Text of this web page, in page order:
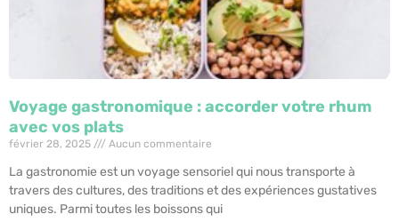
Voyage gastronomique : accorder votre rhum
avec vos plats
février 28, 2025 Aucun commentaire
La gastronomie est un voyage sensoriel qui nous transporte à
travers des cultures, des traditions et des expériences gustatives
uniques. Parmi toutes les boissons qui